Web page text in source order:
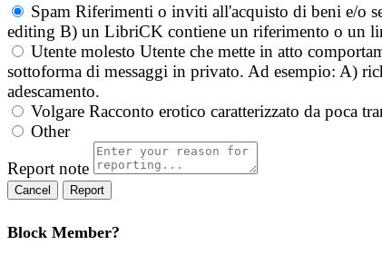
Spam Riferimenti o inviti all'acquisto di beni e/o
editing B) un LibriCK contiene un riferimento o un
Utente molesto Utente che mette in atto
sottoforma di messaggi in privato. Ad esempio: A)
adescamento.
Volgare Racconto erotico caratterizzato da poca
Other
Report note
Report
Block Member?